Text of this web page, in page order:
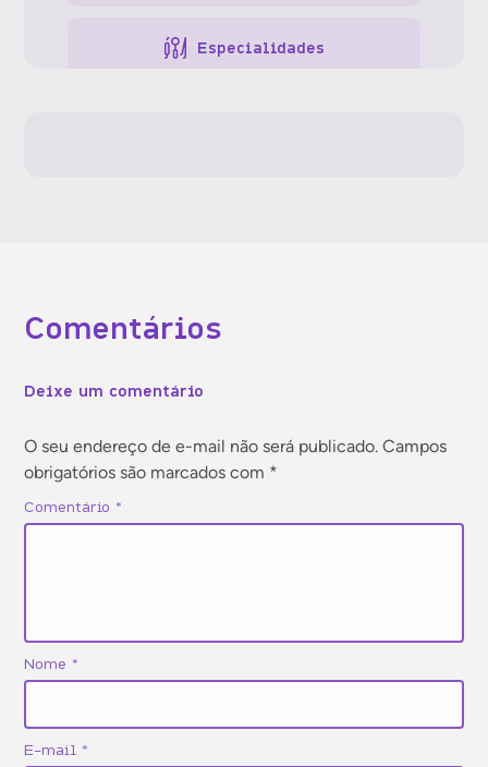
Especialidades
Tecnologia
Comentários
Deixe um comentário
O seu endereço de e-mail não será publicado. Campos
obrigatórios são marcados com *
Comentário *
Nome *
E-mail *